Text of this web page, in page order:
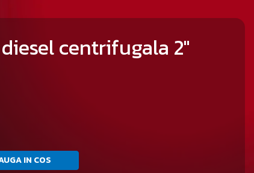
centrifugala 2"
IN COS